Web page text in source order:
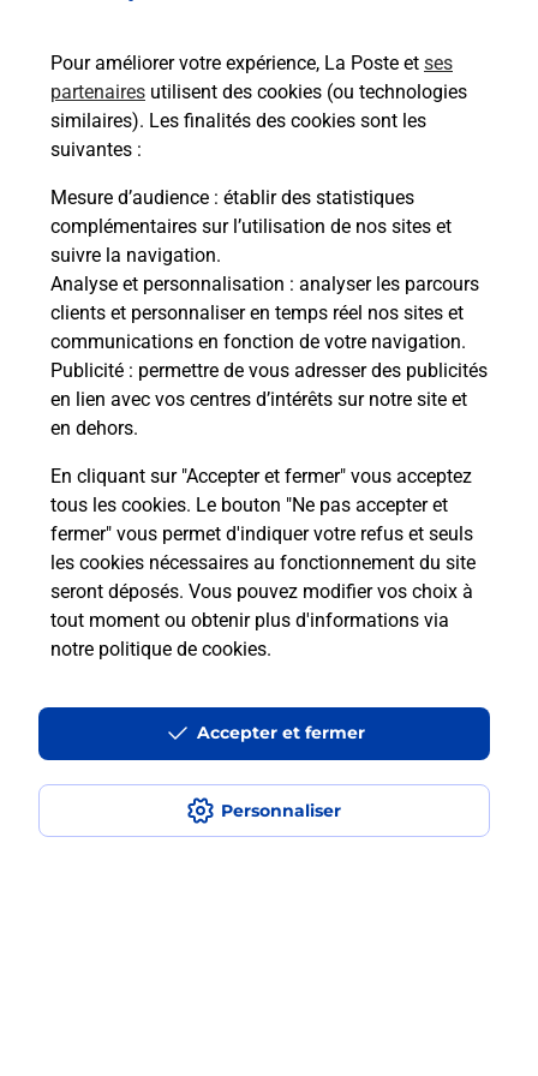
Pour améliorer votre expérience, La Poste et ses
partenaires utilisent des cookies (ou technologies
similaires). Les finalités des cookies sont les
suivantes :
Mesure d’audience : établir des statistiques
complémentaires sur l’utilisation de nos sites et
suivre la navigation.
Analyse et personnalisation : analyser les parcours
clients et personnaliser en temps réel nos sites et
communications en fonction de votre navigation.
Publicité : permettre de vous adresser des publicités
en lien avec vos centres d’intérêts sur notre site et
en dehors.
En cliquant sur "Accepter et fermer" vous acceptez
tous les cookies. Le bouton "Ne pas accepter et
fermer" vous permet d'indiquer votre refus et seuls
les cookies nécessaires au fonctionnement du site
seront déposés. Vous pouvez modifier vos choix à
tout moment ou obtenir plus d'informations via
notre politique de cookies.
Personnaliser
Accepter et fermer
Acheter un iPhone neuf ou reconditionné
Vous recherchez un smartphone pas cher proche
de chez vous ? Découvrez notre offre de
téléphones iPhone Apple dans vos bureaux de
Poste à LE LUDE (72800) !
En savoir plus
Questions fréquemment posées
Comment retourner un colis acheté
en ligne depuis votre boîte aux lettres
Comment envoyer un colis ou faire un
retour chez un e-commerçant sans se
déplacer ?